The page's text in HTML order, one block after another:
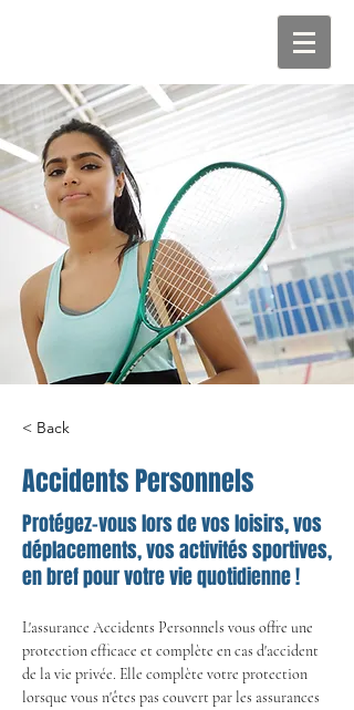
< Back
Accidents Personnels
Protégez-vous lors de vos loisirs, vos
déplacements, vos activités sportives,
en bref pour votre vie quotidienne !
L'assurance Accidents Personnels vous offre une
protection efficace et complète en cas d'accident
de la vie privée. Elle complète votre protection
lorsque vous n'êtes pas couvert par les assurances